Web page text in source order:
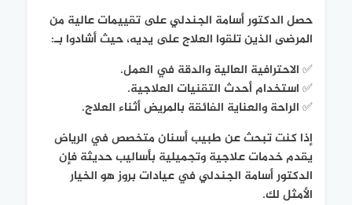
حصل الدكتور أسامة الجندلي على تقييمات عالية من
المرضى الذين تلقوا العلاج على يديه، حيث أشادوا بـ:
✅ الاحترافية العالية والدقة في العمل.
✅ استخدام أحدث التقنيات العلاجية.
✅ الراحة والعناية الفائقة بالمريض أثناء العلاج.
إذا كنت تبحث عن طبيب أسنان متخصص في الرياض
يقدم خدمات علاجية وتجميلية بأساليب حديثة فإن
الدكتور أسامة الجندلي في عيادات بروز هو الخيار
الأمثل لك.